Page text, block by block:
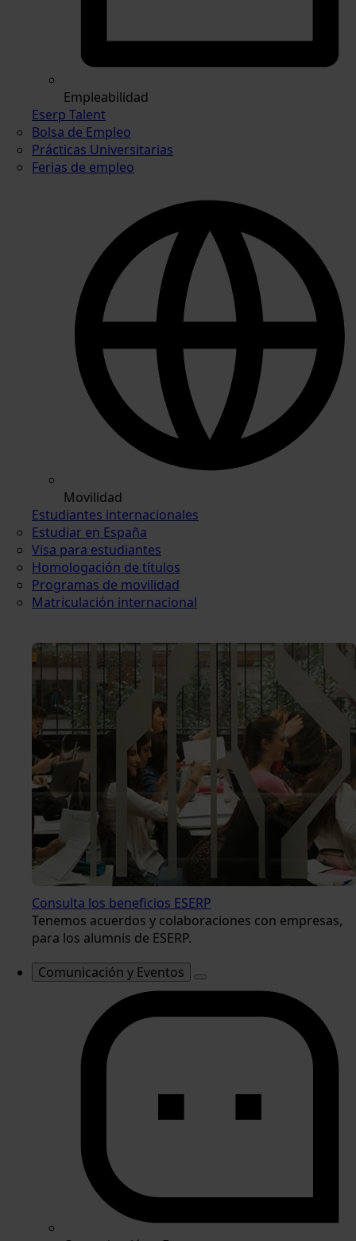
Empleabilidad
Eserp Talent
Bolsa de Empleo
Prácticas Universitarias
Ferias de empleo
Movilidad
Estudiantes internacionales
Estudiar en España
Visa para estudiantes
Homologación de títulos
Programas de movilidad
Matriculación internacional
Consulta los beneficios ESERP
Tenemos acuerdos y colaboraciones con empresas,
para los alumnis de ESERP.
Comunicación y Eventos